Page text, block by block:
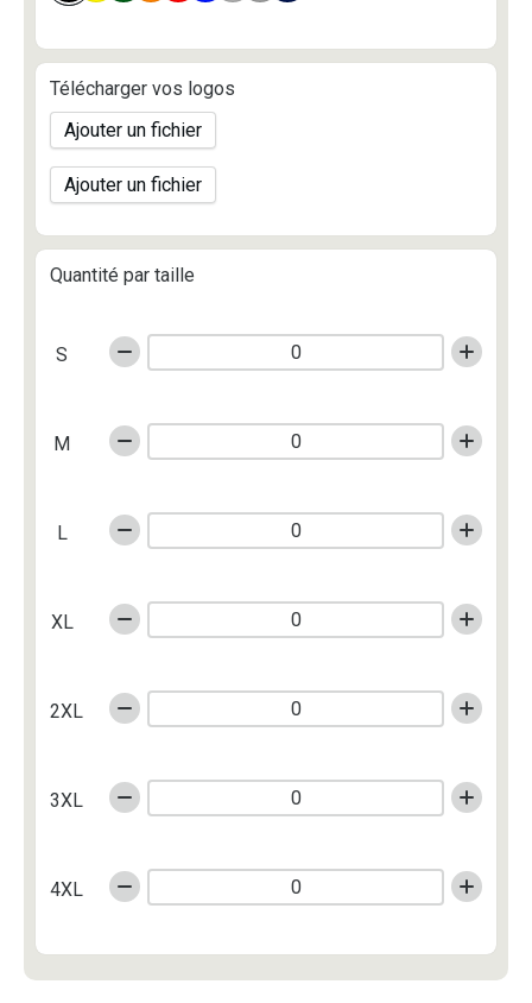
Télécharger vos logos
Ajouter un fichier
Ajouter un fichier
Quantité par taille
S
M
L
XL
2XL
3XL
4XL